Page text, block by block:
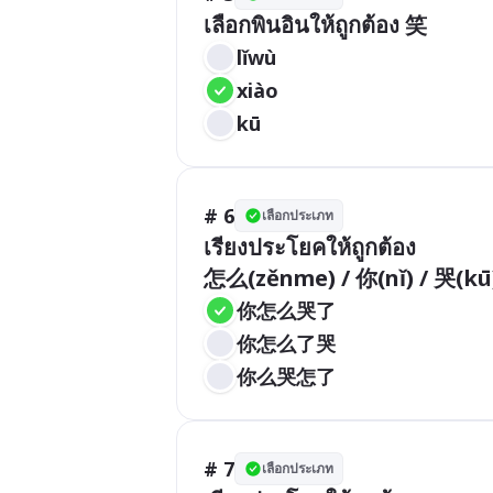
lǐwù
kū
# 6 เลือกประเภท
เรียงประโยคให้ถูกต้อง
怎么(zěnme) / 你(nǐ) / 哭
你怎么哭了
你怎么了哭
你么哭怎了
# 7 เลือกประเภท